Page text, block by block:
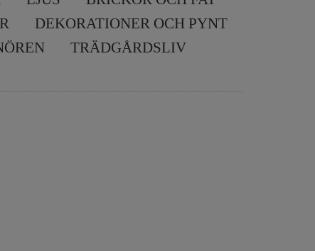
DEKORATIONER OCH PYNT
TRÄDGÅRDSLIV